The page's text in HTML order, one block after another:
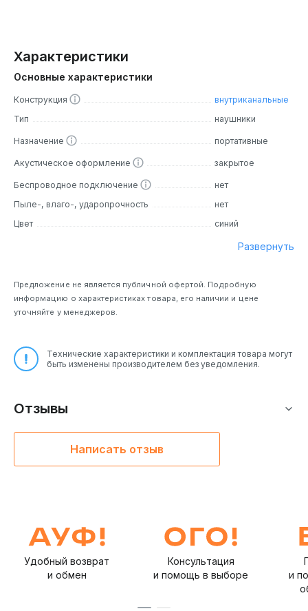
Характеристики
Основные характеристики
Конструкция
внутриканальные
Тип
наушники
Назначение портативные
Акустическое оформление закрытое
Беспроводное подключение
нет
Пыле-, влаго-, ударопрочность
нет
Цвет
синий
Развернуть
Предложение не является публичной офертой. Подробную
информацию о характеристиках товара, его наличии и цене
уточняйте у менеджеров.
Технические характеристики и комплектация товара могут
быть изменены производителем без уведомления.
Отзывы
Написать отзыв
Удобный возврат
и обмен
Консультация
и помощь в выборе
и